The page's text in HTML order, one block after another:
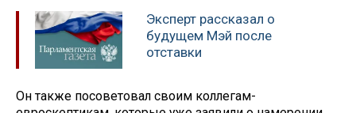
Эксперт рассказал о
будущем Мэй после
отставки
Он также посоветовал своим коллегам-